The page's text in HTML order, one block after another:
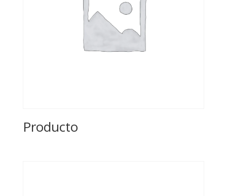
Producto